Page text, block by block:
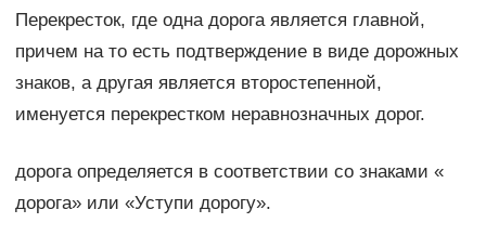
Перекресток, где одна дорога является главной,
причем на то есть подтверждение в виде дорожных
знаков, а другая является второстепенной,
именуется перекрестком неравнозначных дорог.
дорога определяется в соответствии со знаками «
дорога» или «Уступи дорогу».